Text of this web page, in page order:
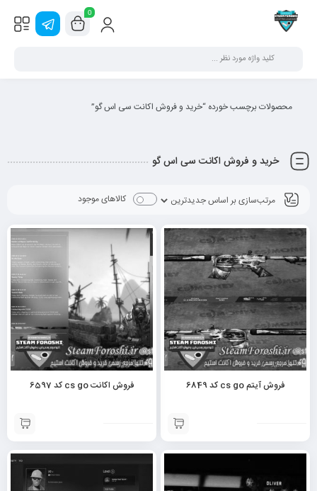
0
محصولات برچسب خورده “خرید و فروش اکانت سی اس گو”
خرید و فروش اکانت سی اس گو
کالاهای موجود
فروش آیتم cs go کد 6849 فروش اکانت cs go کد 6597